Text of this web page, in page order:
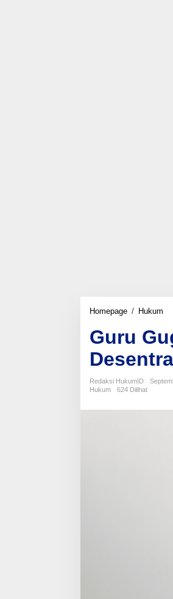
Homepage / Hukum
UU
ke
Guru
Redaksi HukumID
Hukum
624 Dilihat